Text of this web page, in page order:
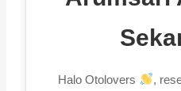
Halo Otolovers
,